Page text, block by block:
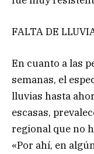
FALTA DE
En cuanto a las
semanas, el
lluvias hasta
escasas,
regional que no
«Por ahí, en